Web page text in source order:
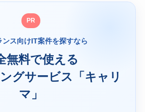
PR
ンス向けIT案件を探すなら
無料で使える
グサービス「キャリ
マ」